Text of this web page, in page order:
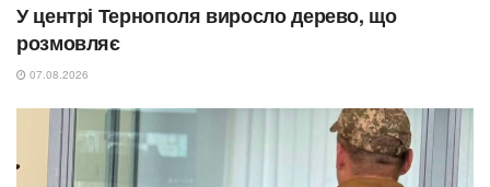
У центрі Тернополя виросло дерево, що
розмовляє
07.08.2026